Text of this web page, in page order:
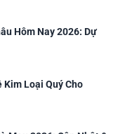
Hôm Nay 2026: Dự
Loại Quý Cho